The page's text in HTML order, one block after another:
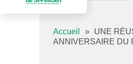
Accueil » UNE
ANNIVERSAIRE DU